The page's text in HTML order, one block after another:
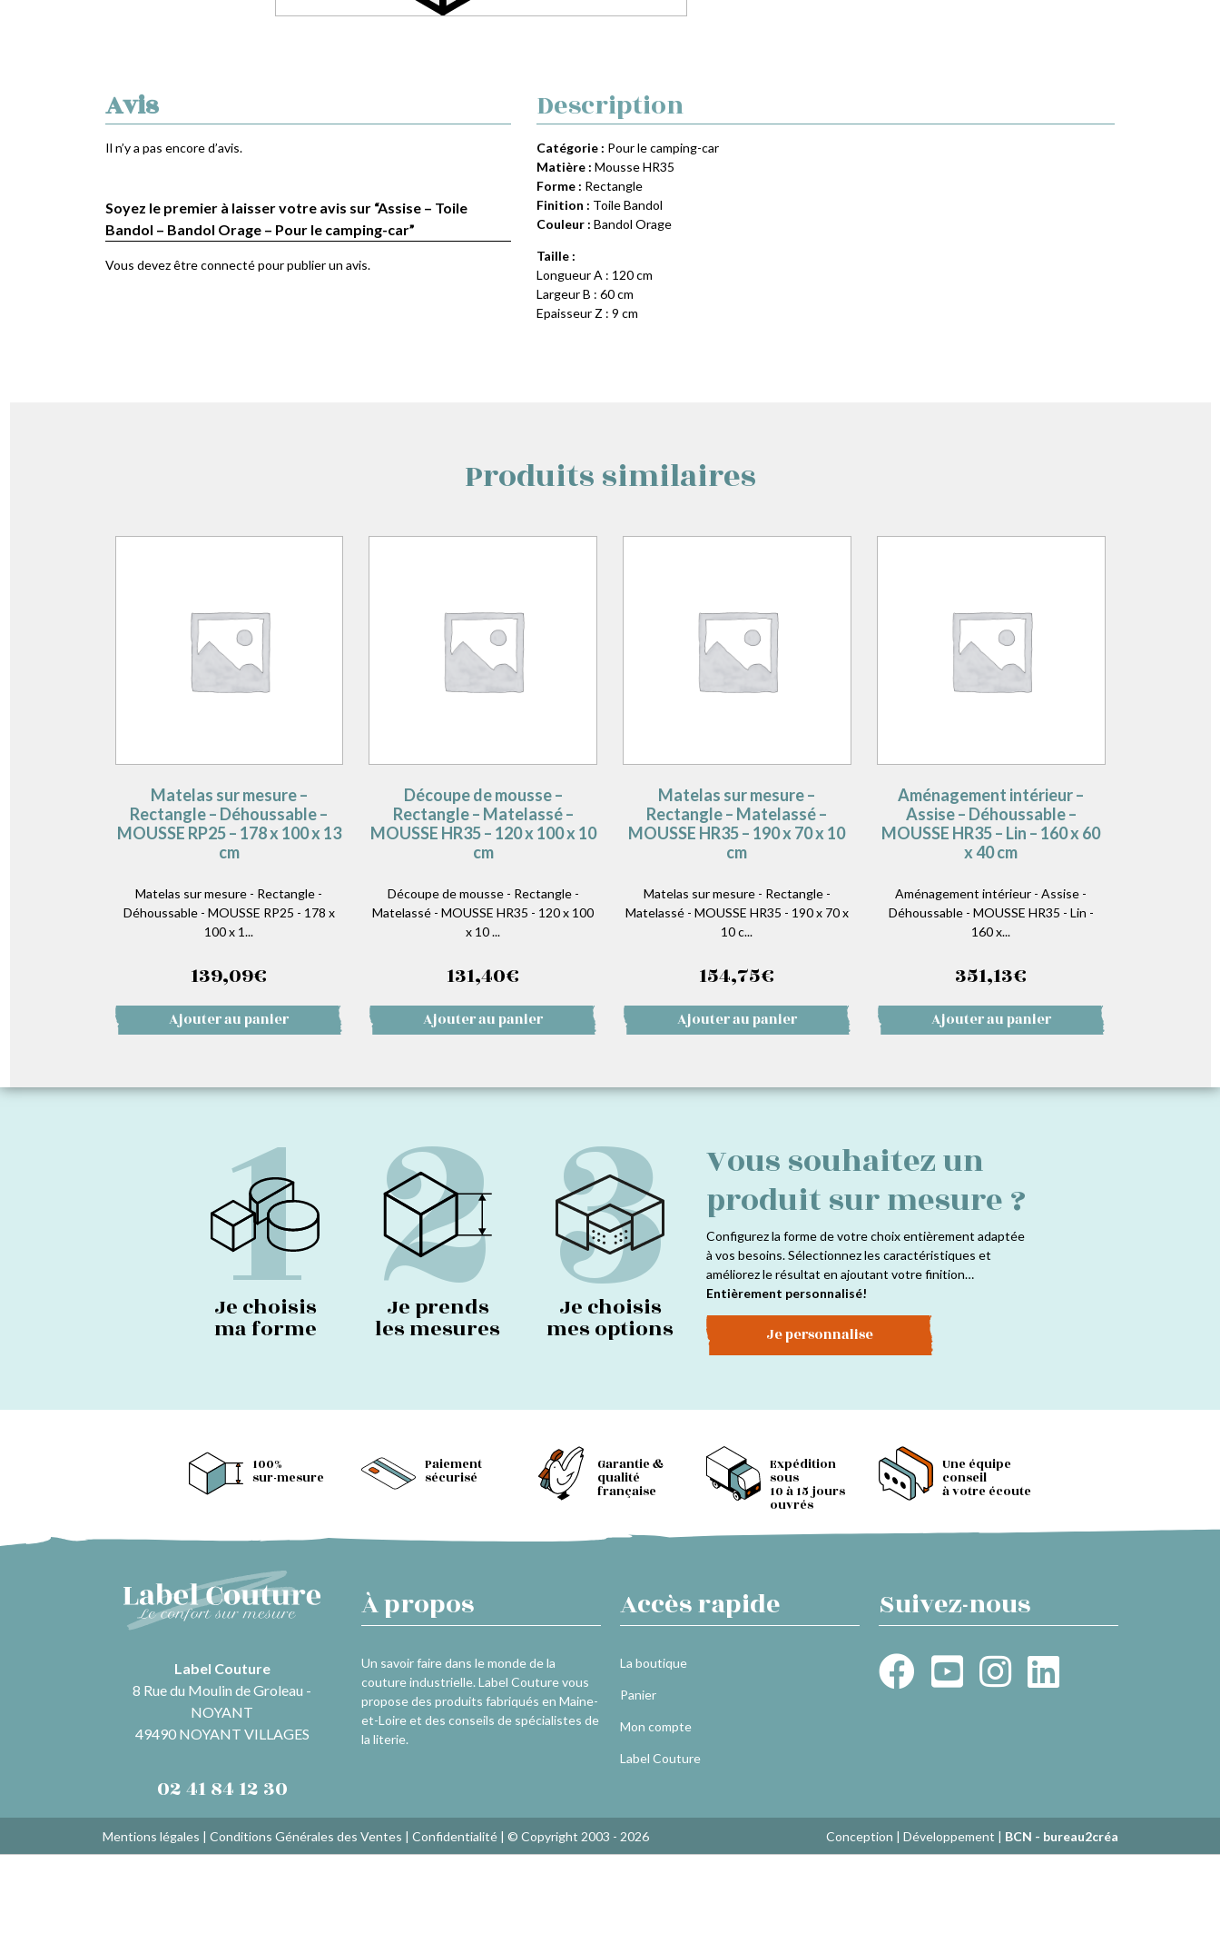
Avis
Il n’y a pas encore d’avis.
Soyez le premier à laisser votre avis sur “Assise – Toile
Bandol – Bandol Orage – Pour le camping-car”
Vous devez êtreconnectépour publier un avis.
Description
Catégorie : Pour le camping-car
Matière : Mousse HR35
Forme : Rectangle
Finition : Toile Bandol
Couleur : Bandol Orage
Taille :
Longueur A : 120 cm
Largeur B : 60 cm
Epaisseur Z : 9 cm
Produits similaires
Matelas sur mesure –
Rectangle – Déhoussable –
MOUSSE RP25 – 178 x 100 x 13
cm
Matelas sur mesure - Rectangle -
Déhoussable - MOUSSE RP25 - 178 x
100 x 1...
139,09€
Ajouter au panier
Découpe de mousse –
Rectangle – Matelassé –
MOUSSE HR35 – 120 x 100 x 10
cm
Découpe de mousse - Rectangle -
Matelassé - MOUSSE HR35 - 120 x 100
x 10 ...
131,40€
Ajouter au panier
Matelas sur mesure –
Rectangle – Matelassé –
MOUSSE HR35 – 190 x 70 x 10
cm
Matelas sur mesure - Rectangle -
Matelassé - MOUSSE HR35 - 190 x 70 x
10 c...
154,75€
Ajouter au panier
Aménagement intérieur –
Assise – Déhoussable –
MOUSSE HR35 – Lin – 160 x 60
x 40 cm
Aménagement intérieur - Assise -
Déhoussable - MOUSSE HR35 - Lin -
160 x...
351,13€
Ajouter au panier
1
Je choisis
ma forme 2
Je prends
les mesures 3
Je choisis
mes options
Vous souhaitez un
produit sur mesure ?
Configurez la forme de votre choix entièrement adaptée
à vos besoins. Sélectionnez les caractéristiques et
améliorez le résultat en ajoutant votre finition…
Entièrement personnalisé!
Je personnalise
100%
sur-mesure
Paiement
sécurisé
Garantie &
qualité
française
Expédition
sous
10 à 15 jours
ouvrés
Une équipe
conseil
à votre écoute
Label Couture
8 Rue du Moulin de Groleau -
NOYANT
49490 NOYANT VILLAGES
02 41 84 12 30
À propos
Un savoir faire dans le monde de la
couture industrielle. Label Couture vous
propose des produits fabriqués en Maine-
et-Loire et des conseils de spécialistes de
la literie.
Accès rapide
La boutique
Panier
Mon compte
Label Couture
Suivez-nous
Mentions légales | Conditions Générales des Ventes | Confidentialité| © Copyright 2003 - 2026 Conception | Développement | BCN - bureau2créa